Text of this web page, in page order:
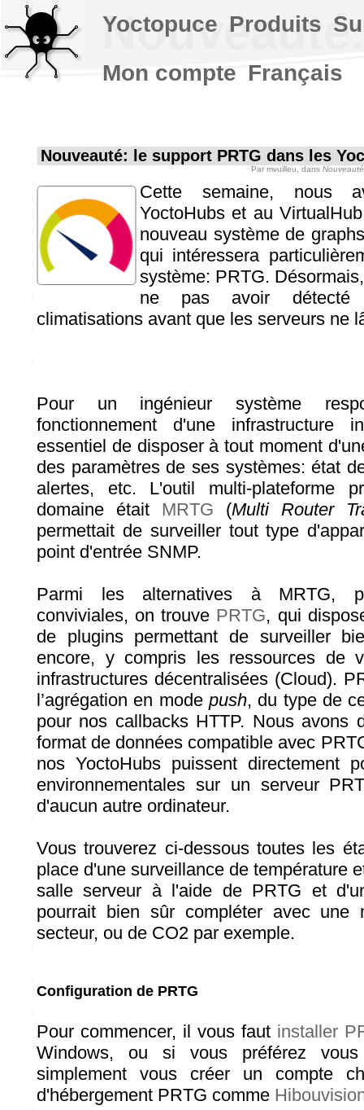
Nouveauté: le support PRTG dans les
Par mvuilleu , dans
Cette semaine, nous
YoctoHubs et au
nouveau système de
qui intéressera
système: PRTG.
ne pas avoir
climatisations avant que les serveurs ne
Pour un ingénieur système
fonctionnement d'une infrastructure
essentiel de disposer à tout moment
des paramètres de ses systèmes: état
alertes, etc. L'outil multi-plateforme
domaine était MRTG (Multi Router
permettait de surveiller tout type
point d'entrée SNMP.
Parmi les alternatives à MRTG,
conviviales, on trouve PRTG, qui
de plugins permettant de surveiller
encore, y compris les ressources de
infrastructures décentralisées (Cloud).
l’agrégation en mode push, du type de
pour nos callbacks HTTP. Nous avons
format de données compatible avec
nos YoctoHubs puissent directement
environnementales sur un serveur
d'aucun autre ordinateur.
Vous trouverez ci-dessous toutes les
place d'une surveillance de température
salle serveur à l'aide de PRTG et
pourrait bien sûr compléter avec une
secteur, ou de CO2 par exemple.
Configuration de PRTG
Pour commencer, il vous faut installer
Windows, ou si vous préférez
simplement vous créer un compte
d'hébergement PRTG comme
Yoctopuce Produits
Mon compte Français